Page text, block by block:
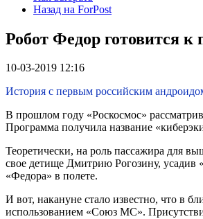
Назад на ForPost
Робот Федор готовится к
10-03-2019 12:16
История с первым российским
В прошлом году «Роскосмос»
Программа получила название
Теоретически, на роль пассажира для
свое детище Дмитрию Рогозину, усадив
«Федора» в полете.
И вот, накануне стало известно, что в
использованием «Союз МС».